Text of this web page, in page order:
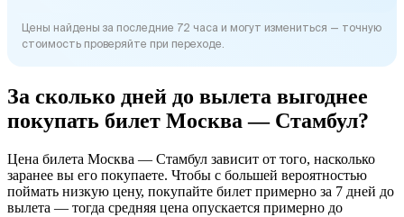
Цены найдены за последние 72 часа и могут измениться — точную
стоимость проверяйте при переходе.
За сколько дней до вылета выгоднее
покупать билет Москва — Стамбул?
Цена билета Москва — Стамбул зависит от того, насколько
заранее вы его покупаете. Чтобы с большей вероятностью
поймать низкую цену, покупайте билет примерно за 7 дней до
вылета — тогда средняя цена опускается примерно до